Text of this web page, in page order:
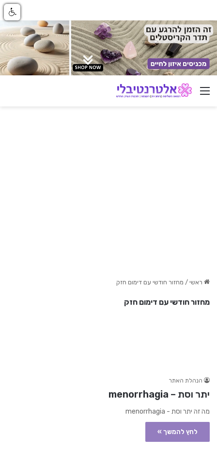
ניווט באתר
ראשי / מחזור חודשי עם דימום חזק
מחזור חודשי עם דימום חזק
הנהלת האתר
יתר וסת – menorrhagia
מה זה יתר וסת - menorrhagia
לחץ להמשך »